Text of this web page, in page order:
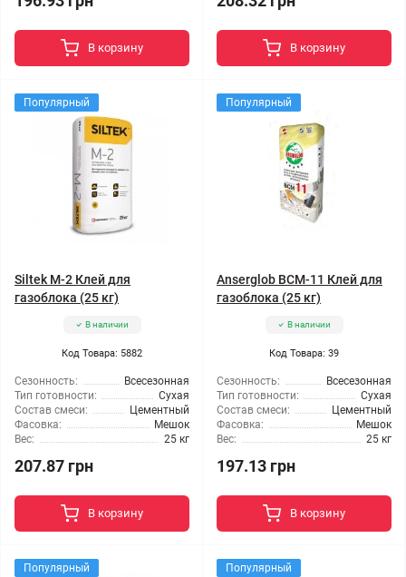
В корзину В корзину
Популярный
Siltek M-2 Клей для
газоблока (25 кг)
В наличии
Код Товара: 5882
Сезонность:
Всесезонная
Тип готовности:
Сухая
Состав смеси:
Цементный
Фасовка:
Мешок
Вес:
25 кг
207.87 грн
В корзину
Популярный
Anserglob BCM-11 Клей для
газоблока (25 кг)
В наличии
Код Товара: 39
Сезонность:
Всесезонная
Тип готовности:
Сухая
Состав смеси:
Цементный
Фасовка:
Мешок
Вес:
25 кг
197.13 грн
В корзину
Популярный Популярный